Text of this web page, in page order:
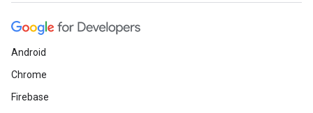
Android
Chrome
Firebase